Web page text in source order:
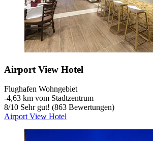
Airport View Hotel
Flughafen Wohngebiet
‐4,63 km vom Stadtzentrum
8/10 Sehr gut! (863 Bewertungen)
Airport View Hotel